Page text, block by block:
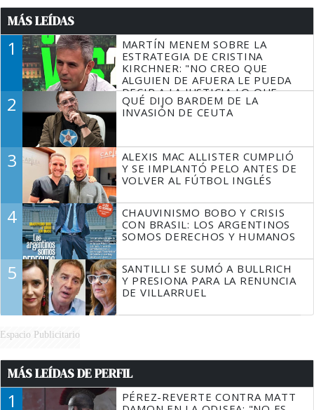
MÁS LEÍDAS
1
MARTÍN MENEM SOBRE LA
ESTRATEGIA DE CRISTINA
KIRCHNER: "NO CREO QUE
ALGUIEN DE AFUERA LE PUEDA
DECIR A LA JUSTICIA LO QUE
TIENE QUE HACER"
2
QUÉ DIJO BARDEM DE LA
INVASIÓN DE CEUTA
3
ALEXIS MAC ALLISTER CUMPLIÓ
Y SE IMPLANTÓ PELO ANTES DE
VOLVER AL FÚTBOL INGLÉS
4
CHAUVINISMO BOBO Y CRISIS
CON BRASIL: LOS ARGENTINOS
SOMOS DERECHOS Y HUMANOS
5
SANTILLI SE SUMÓ A BULLRICH
Y PRESIONA PARA LA RENUNCIA
DE VILLARRUEL
Espacio Publicitario
MÁS LEÍDAS DE PERFIL
1
PÉREZ-REVERTE CONTRA MATT